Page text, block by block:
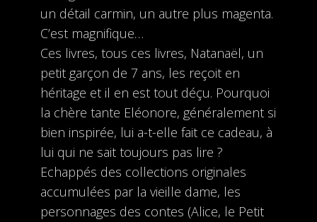
un détail carmin, un autre plus magenta.
C’est magnifique…
Ces livres, tous ces livres, Natanaël, un
petit garçon de 7 ans, les reçoit en
héritage et il en est tout déçu. Pourquoi
la chère tante Eléonore, généralement si
bien inspirée, lui a-t-elle fait ce cadeau, à
lui qui ne sait toujours pas lire ?
Echappés des collections originales
accumulées par la vieille dame, les
person­nages des contes (Alice, le Petit